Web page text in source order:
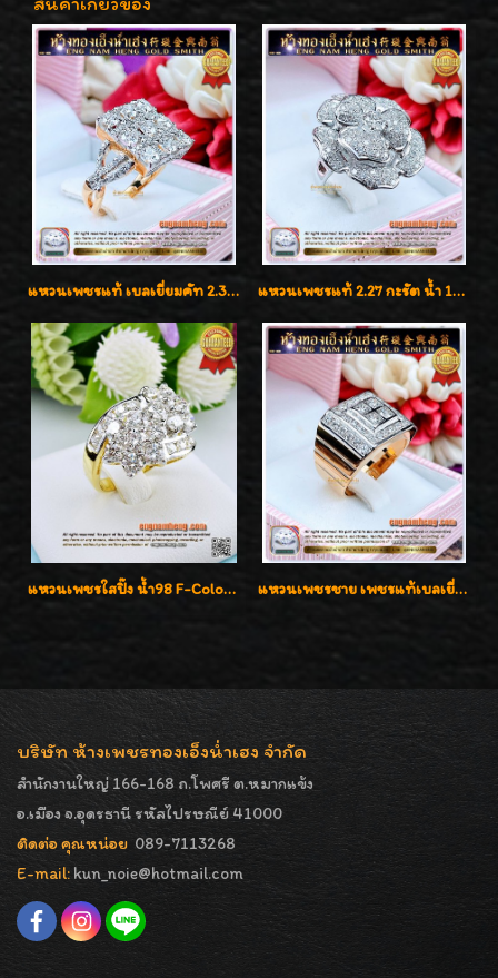
แหวนเพชรแท้ เบลเยี่ยมคัท 2.39 กะรัต น้ำ 98 F-Color/VVS ดีไซน์หน้ากว้างหรูเต็มนิ้ว แหวนเพชรแท้ 2.27 กะรัต น้ำ 100% เบลเยี่ยมคัท ลวดลายดอกกุหลาบหรู
แหวนเพชรใสปิ๊ง น้ำ98 F-Color/VVS1 น้ำหนักเพชรรวม 2.56 กะรัต ใส่เต็มนิ้วเพชรเป็นน้ำเป็นเนื้อสวยมากๆค่ะ แหวนเพชรชาย เพชรแท้เบลเยี่ยมคัท น้ำ100% D-Color/VVS 2.46 กะรัต
บริษัท ห้างเพชรทองเอ็งน่ำเฮง จำกัด
สำนักงานใหญ่ 166-168 ถ.โพศรี ต.หมากแข้ง
อ.เมือง จ.อุดรธานี รหัสไปรษณีย์ 41000
ติดต่อ คุณหน่อย 089-7113268
E-mail: kun_noie@hotmail.com